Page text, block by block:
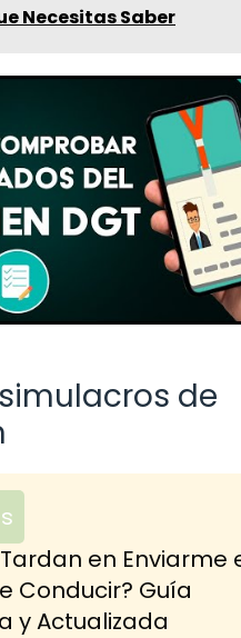
Necesitas Saber
de
en Enviarme
Conducir? Guía
y Actualizada